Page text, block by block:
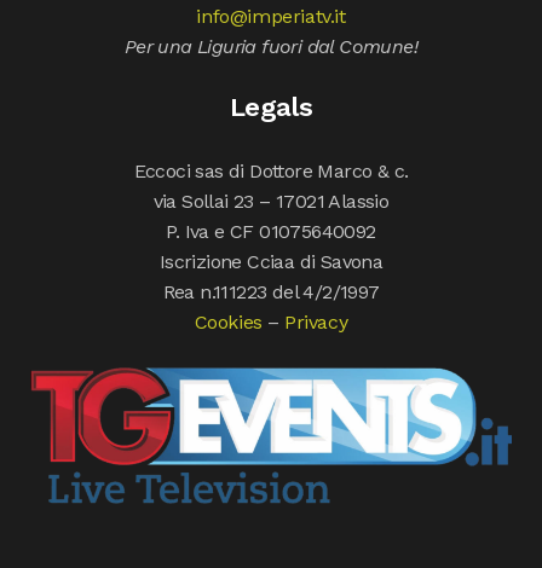
info@imperiatv.it
Per una Liguria fuori dal Comune!
Legals
Eccoci sas di Dottore Marco & c.
via Sollai 23 – 17021 Alassio
P. Iva e CF 01075640092
Iscrizione Cciaa di Savona
Rea n.111223 del 4/2/1997
Cookies – Privacy